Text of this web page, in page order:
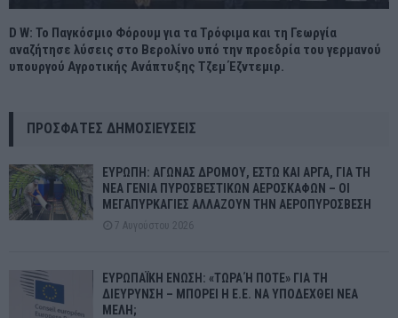
D W: Το Παγκόσμιο Φόρουμ για τα Τρόφιμα και τη Γεωργία
αναζήτησε λύσεις στο Βερολίνο υπό την προεδρία του γερμανού
υπουργού Αγροτικής Ανάπτυξης Τζεμ Έζντεμιρ.
ΠΡΌΣΦΑΤΕΣ ΔΗΜΟΣΙΕΎΣΕΙΣ
ΕΥΡΩΠΗ: ΑΓΩΝΑΣ ΔΡΟΜΟΥ, ΕΣΤΩ ΚΑΙ ΑΡΓΑ, ΓΙΑ ΤΗ
ΝΕΑ ΓΕΝΙΑ ΠΥΡΟΣΒΕΣΤΙΚΩΝ ΑΕΡΟΣΚΑΦΩΝ – ΟΙ
ΜΕΓΑΠΥΡΚΑΓΙΕΣ ΑΛΛΑΖΟΥΝ ΤΗΝ ΑΕΡΟΠΥΡΟΣΒΕΣΗ
7 Αυγούστου 2026
ΕΥΡΩΠΑΪΚΗ ΕΝΩΣΗ: «ΤΩΡΑ Ή ΠΟΤΕ» ΓΙΑ ΤΗ
ΔΙΕΥΡΥΝΣΗ – ΜΠΟΡΕΙ Η Ε.Ε. ΝΑ ΥΠΟΔΕΧΘΕΙ ΝΕΑ
ΜΕΛΗ;